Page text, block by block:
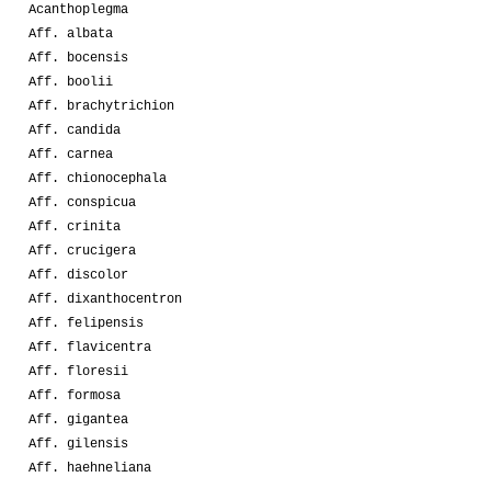
Acanthoplegma
Aff. albata
Aff. bocensis
Aff. boolii
Aff. brachytrichion
Aff. candida
Aff. carnea
Aff. chionocephala
Aff. conspicua
Aff. crinita
Aff. crucigera
Aff. discolor
Aff. dixanthocentron
Aff. felipensis
Aff. flavicentra
Aff. floresii
Aff. formosa
Aff. gigantea
Aff. gilensis
Aff. haehneliana